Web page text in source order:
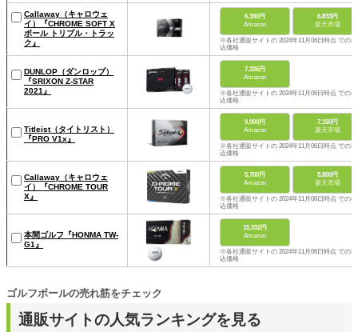
Callaway（キャロウェ
イ）『CHROME SOFT X
ボール トリプル・トラッ
ク』
6,380円
Amazon
6,833円
楽天市場
※各社通販サイトの 2024年11月06日時点 での税
込価格
DUNLOP（ダンロップ）
『SRIXON Z-STAR
2021』
7,326円
Amazon
※各社通販サイトの 2024年11月06日時点 での税
込価格
Titleist（タイトリスト）
『PRO V1x』
9,900円
Amazon
7,150円
楽天市場
※各社通販サイトの 2024年11月06日時点 での税
込価格
Callaway（キャロウェ
イ）『CHROME TOUR
X』
5,700円
Amazon
5,800円
楽天市場
※各社通販サイトの 2024年11月06日時点 での税
込価格
本間ゴルフ『HONMA TW-
G1』
15,332円
Amazon
※各社通販サイトの 2024年11月06日時点 での税
込価格
通販サイトの人気ランキングを見る
ゴルフボールの売れ筋をチェック